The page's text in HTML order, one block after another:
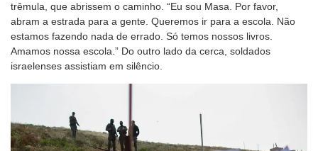
trêmula, que abrissem o caminho. “Eu sou Masa. Por favor,
abram a estrada para a gente. Queremos ir para a escola. Não
estamos fazendo nada de errado. Só temos nossos livros.
Amamos nossa escola.” Do outro lado da cerca, soldados
israelenses assistiam em silêncio.